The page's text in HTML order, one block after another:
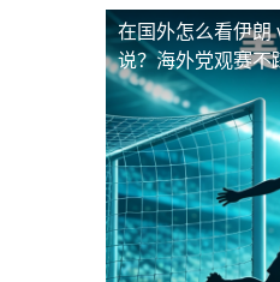
在国外怎么看伊朗
说？海外党观赛不